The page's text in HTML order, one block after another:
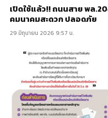
เปิดใช้แล้ว!! ถนนสาย พล
คมนาคมสะดวก ปลอดภัย
29 มิถุนายน 2026 9:57 น.